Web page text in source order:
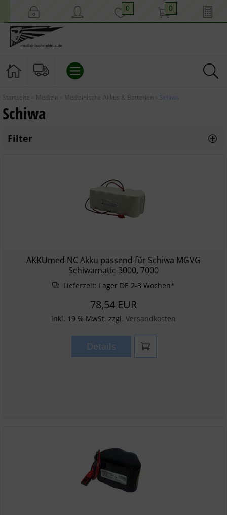
0 0
MEDIZIN
SICHERHEITS ZUBEHÖR
Startseite » Medizin » Medizinische Akkus & Batterien » Schiwa
Schiwa
Filter
AKKUmed NC Akku passend für Schiwa MGVG
Schiwamatic 3000, 7000
Lieferzeit: Lager DE 2-3 Wochen*
78,54 EUR
inkl. 19 % MwSt. zzgl. Versandkosten
Details